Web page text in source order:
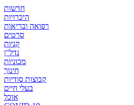
חדשות
היכרויות
רפואה ובריאות
סרטים
קניות
נדל"ן
מכוניות
חינוך
קבוצות סודיות
בעלי חיים
אוכל